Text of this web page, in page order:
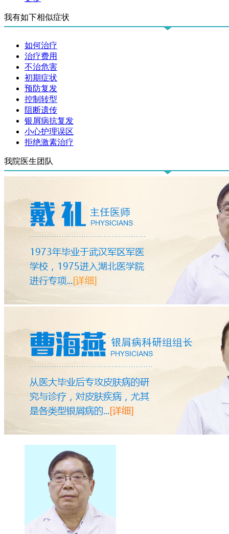
我有如下相似症状
如何治疗
治疗费用
不治危害
初期症状
预防复发
控制转型
阻断遗传
银屑病抗复发
小心护理误区
拒绝激素治疗
我院医生团队